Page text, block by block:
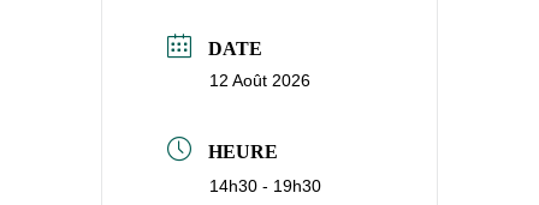
DATE
12 Août 2026
HEURE
14h30 - 19h30